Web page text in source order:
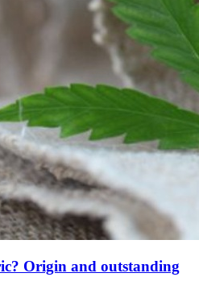
Origin and outstanding